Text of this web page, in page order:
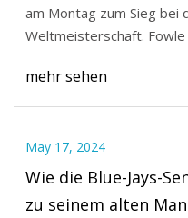
am Montag zum Sieg bei
Weltmeisterschaft. Fowle
mehr sehen
May 17, 2024
Wie die Blue-Jays-
zu seinem alten